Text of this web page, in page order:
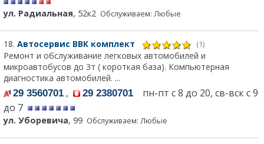
ул. Радиальная, 52к2 Обслуживаем: Любые
18. Автосервис ВВК комплект (1)
Ремонт и обслуживание легковых автомобилей и
микроавтобусов до 3т ( короткая база). Компьютерная
диагностика автомобилей. ...
29 3560701 , 29 2380701 пн-пт с 8 до 20, св-вск с 9
до 7
ул. Уборевича, 99 Обслуживаем: Любые